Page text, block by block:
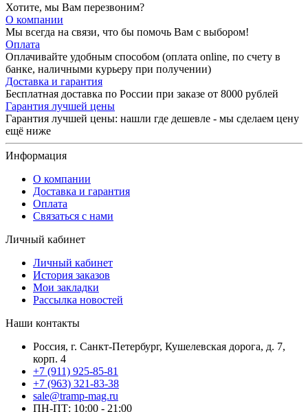
Хотите, мы Вам перезвоним?
О компании
Мы всегда на связи, что бы помочь Вам с выбором!
Оплата
Оплачивайте удобным способом (оплата online, по счету в
банке, наличными курьеру при получении)
Доставка и гарантия
Бесплатная доставка по России при заказе от 8000 рублей
Гарантия лучшей цены
Гарантия лучшей цены: нашли где дешевле - мы сделаем цену
ещё ниже
Информация
О компании
Доставка и гарантия
Оплата
Связаться с нами
Личный кабинет
Личный кабинет
История заказов
Мои закладки
Рассылка новостей
Наши контакты
Россия, г. Санкт-Петербург, Кушелевская дорога, д. 7,
корп. 4
+7 (911) 925-85-81
+7 (963) 321-83-38
sale@tramp-mag.ru
ПН-ПТ: 10:00 - 21:00